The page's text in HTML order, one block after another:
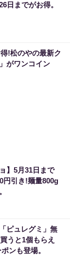
日までがお得。
!松のやの最新ク
がワンコイン
】5月31日まで
円引き!麺量800g
ピュレグミ」無
うと1個もらえ
ンも登場。